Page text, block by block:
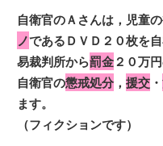
自衛官のＡさんは，児童
ノであるＤＶＤ２０枚を
易裁判所から罰金２０万
自衛官の懲戒処分，援交 ・
ます。
（フィクションです）